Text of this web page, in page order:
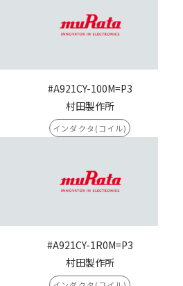
#A921CY-100M=P3
村田製作所
インダクタ(コイル)
#A921CY-1R0M=P3
村田製作所